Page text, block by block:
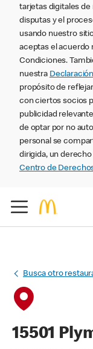
tarjetas digitales de
disputas y el
usando nuestro
aceptas el acuerdo
Condiciones.
nuestra
propósito de
con ciertos socios
publicidad
de optar por no
personal se
dirigida, un
Centro de
Busca otro
15501